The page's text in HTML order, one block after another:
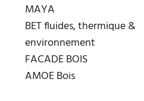
MAYA
BET fluides, thermique &
environnement
FACADE BOIS
AMOE Bois